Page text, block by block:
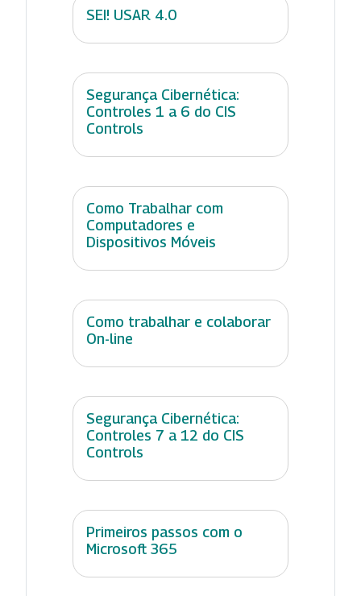
SEI! USAR 4.0
Segurança Cibernética:
Controles 1 a 6 do CIS
Controls
Como Trabalhar com
Computadores e
Dispositivos Móveis
Como trabalhar e colaborar
On-line
Segurança Cibernética:
Controles 7 a 12 do CIS
Controls
Primeiros passos com o
Microsoft 365